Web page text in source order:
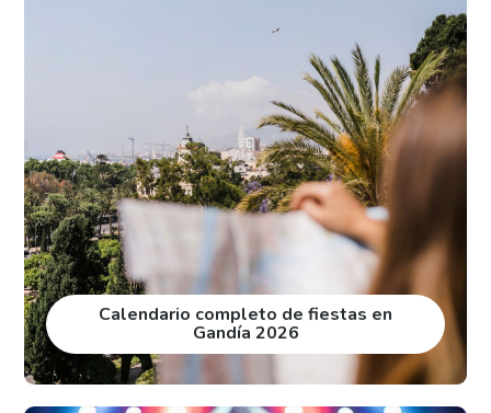
Calendario completo de fiestas en
Gandía 2026